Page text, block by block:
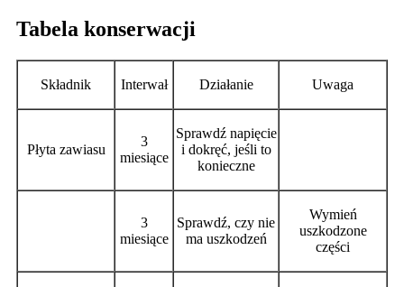
Tabela konserwacji
Składnik Interwał Działanie Uwaga
Płyta zawiasu
3
miesiące
Sprawdź napięcie
i dokręć, jeśli to
konieczne
3
miesiące
Sprawdź, czy nie
ma uszkodzeń
Wymień
uszkodzone
części